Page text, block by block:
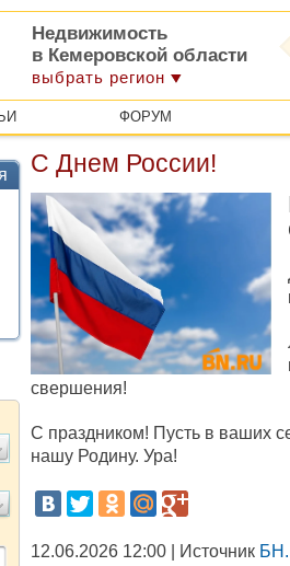
Недвижимость
в Кемеровской области
выбрать регион
ФОРУМ
С Днем России!
свершения!
С праздником! Пусть в ваших
нашу Родину. Ура!
12.06.2026 12:00 | Источник